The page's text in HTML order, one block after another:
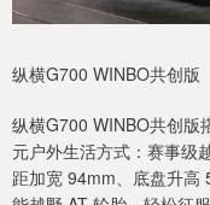
纵横G700 WINBO共创版
纵横G700 WINBO共创版
元户外生活方式：赛事级
距加宽 94mm、底盘升高